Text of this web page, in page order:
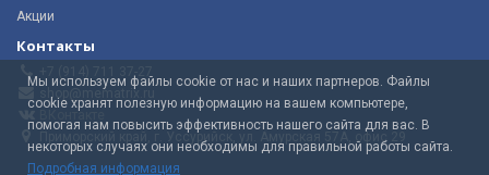
Акции
Контакты
+7 (914) 711 37-27
shop@mematrix.ru
ВКонтакте
Приморский край, г. Уссурийск, ул. Амурская 57А, офис 29
Мы используем файлы cookie от нас и наших партнеров. Файлы
cookie хранят полезную информацию на вашем компьютере,
помогая нам повысить эффективность нашего сайта для вас. В
некоторых случаях они необходимы для правильной работы сайта.
Подробная информация